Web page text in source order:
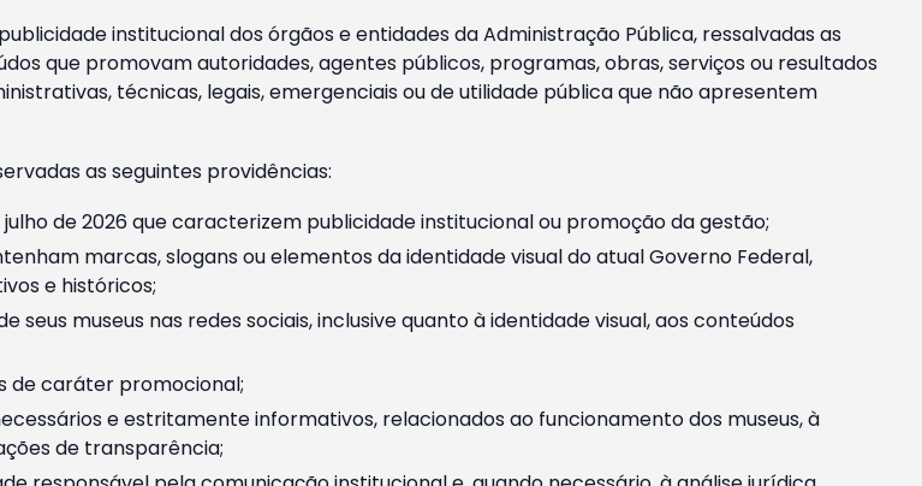
institucional dos órgãos e entidades da Administração Pública, ressalvadas as
que promovam autoridades, agentes públicos, programas, obras, serviços ou resultados
técnicas, legais, emergenciais ou de utilidade pública que não apresentem
as seguintes providências:
de 2026 que caracterizem publicidade institucional ou promoção da gestão;
marcas, slogans ou elementos da identidade visual do atual Governo Federal,
e históricos;
museus nas redes sociais, inclusive quanto à identidade visual, aos conteúdos
de caráter promocional;
e estritamente informativos, relacionados ao funcionamento dos museus, à
de transparência;